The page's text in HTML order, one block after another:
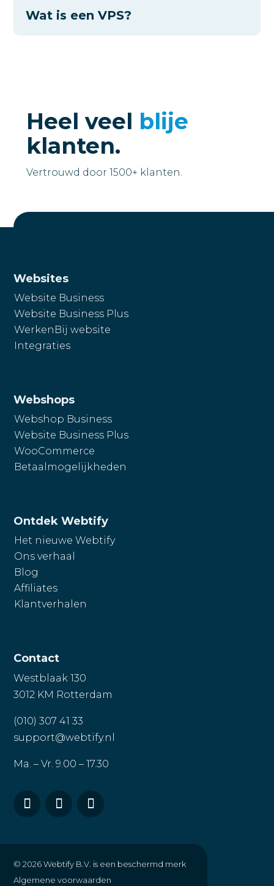
Wat is een VPS?
Heel veel blije
klanten.
Vertrouwd door 1500+ klanten.
Websites
Website Business
Website Business Plus
WerkenBij website
Integraties
Webshops
Webshop Business
Website Business Plus
WooCommerce
Betaalmogelijkheden
Ontdek Webtify
Het nieuwe Webtify
Ons verhaal
Blog
Affiliates
Klantverhalen
Contact
Westblaak 130
3012 KM Rotterdam
(010) 307 41 33
support@webtify.nl
Ma. – Vr. 9.00 – 17.30
© 2026Webtify B.V. is een beschermd merk
Algemene voorwaarden